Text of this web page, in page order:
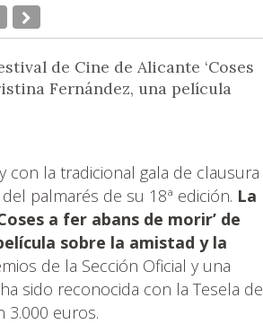
de Cine de Alicante ‘Coses
Fernández, una película
con la tradicional gala de clausura
palmarés de su 18ª edición. La
a fer abans de morir’ de
sobre la amistad y la
de la Sección Oficial y una
sido reconocida con la Tesela de
3.000 euros.